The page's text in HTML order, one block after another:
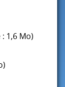
1,6 Mo)